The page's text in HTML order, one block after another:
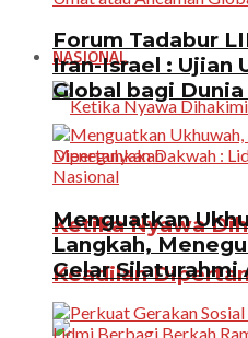
NASIONAL
Ketika Nyawa
Keadilan
Forum Tadabur
Iran-Israel : Ujian
Global bagi Dunia
Menguatkan
Langkah,
Gelar Silaturahmi